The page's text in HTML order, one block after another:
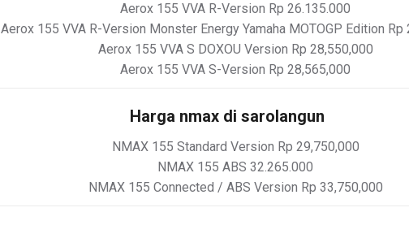
Aerox 155 VVA R-Version Rp 26.135.000
Aerox 155 VVA R-Version Monster Energy Yamaha MOTOGP Edition Rp
Aerox 155 VVA S DOXOU Version Rp 28,550,000
Aerox 155 VVA S-Version Rp 28,565,000
Harga nmax di sarolangun
NMAX 155 Standard Version Rp 29,750,000
NMAX 155 ABS 32.265.000
NMAX 155 Connected / ABS Version Rp 33,750,000